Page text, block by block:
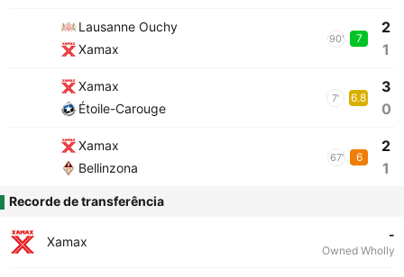
Lausanne Ouchy
Xamax
90' 7
2
1
Xamax
Étoile-Carouge
7' 6.8
3
0
Xamax
Bellinzona
67' 6
2
1
Recorde de transferência
Xamax -
Owned Wholly